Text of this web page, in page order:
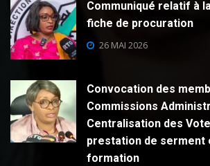
Communiqué relatif à
fiche de procuration
26 MAI 2026
Convocation des
Commissions
Centralisation des
prestation de serment
formation